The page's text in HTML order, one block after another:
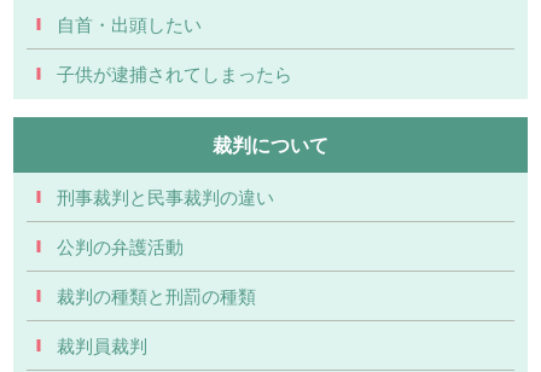
自首・出頭したい
子供が逮捕されてしまったら
裁判について
刑事裁判と民事裁判の違い
公判の弁護活動
裁判の種類と刑罰の種類
裁判員裁判